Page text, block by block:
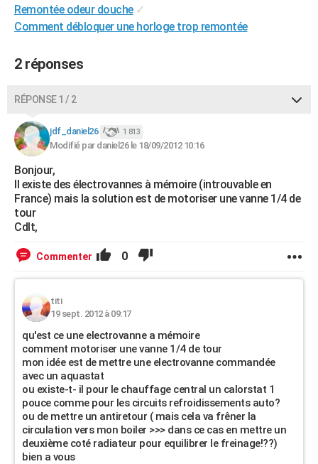
CARTE DE VOEUX
Dictionnaire
Biographies
Citations
Expressions
Proverbes
PROGRAMME TV
COPAINS D'AVANT
S'inscrire
Se connecter
Lycées
Collèges
Primaires
Universités
Entreprises
Service militaire
Avis de recherche
AVIS DE DÉCÈS
Bricolage
Lifestyle
Culture
Sport
Auto
Television
Voyage
Cinema
Remontée odeur douche ✓
Comment débloquer une horloge trop remontée
2 réponses
RÉPONSE 1 / 2
jdf_daniel26 1 813
Modifié par daniel26 le 18/09/2012 10:16
Bonjour,
Il existe des électrovannes à mémoire (introuvable en
France) mais la solution est de motoriser une vanne 1/4 de
tour
Cdlt,
Commenter 0
titi
19 sept. 2012 à 09:17
qu'est ce une electrovanne a mémoire
comment motoriser une vanne 1/4 de tour
mon idée est de mettre une electrovanne commandée
avec un aquastat
ou existe-t- il pour le chauffage central un calorstat 1
pouce comme pour les circuits refroidissements auto?
ou de mettre un antiretour ( mais cela va frêner la
circulation vers mon boiler >>> dans ce cas en mettre un
deuxième coté radiateur pour equilibrer le freinage!??)
bien a vous